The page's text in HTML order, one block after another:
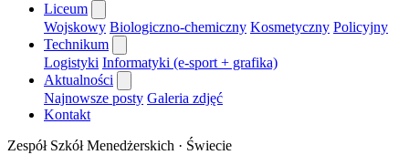
Liceum
Wojskowy Biologiczno-chemiczny Kosmetyczny Policyjny
Technikum
Logistyki Informatyki (e-sport + grafika)
Aktualności
Najnowsze posty Galeria zdjęć
Kontakt
Zespół Szkół Menedżerskich · Świecie